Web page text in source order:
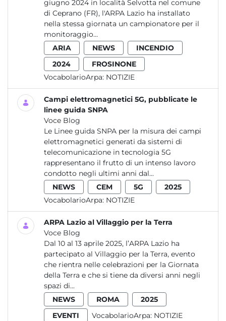
giugno 2024 in località Selvotta nel comune
di Ceprano (FR), l'ARPA Lazio ha installato
nella stessa giornata un campionatore per il
monitoraggio...
ARIA
NEWS
INCENDIO
2024
FROSINONE
VocabolarioArpa: NOTIZIE
Campi elettromagnetici 5G, pubblicate le
linee guida SNPA
Voce Blog
Le Linee guida SNPA per la misura dei campi
elettromagnetici generati da sistemi di
telecomunicazione in tecnologia 5G
rappresentano il frutto di un intenso lavoro
condotto negli ultimi anni dal...
NEWS
CEM 5G
2025
VocabolarioArpa: NOTIZIE
ARPA Lazio al Villaggio per la Terra
Voce Blog
Dal 10 al 13 aprile 2025, l’ARPA Lazio ha
partecipato al Villaggio per la Terra, evento
che rientra nelle celebrazioni per la Giornata
della Terra e che si tiene da diversi anni negli
spazi di...
NEWS
ROMA
2025
EVENTI
VocabolarioArpa: NOTIZIE